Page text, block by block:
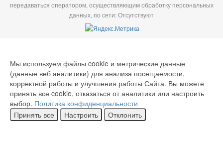
передаваться оператором, осуществляющим обработку персональных
данных, по сети: Отсутствуют
Мы используем файлы cookie и метрические данные
(данные веб аналитики) для анализа посещаемости,
корректной работы и улучшения работы Сайта. Вы можете
принять все cookie, отказаться от аналитики или настроить
выбор. Политика конфиденциальности
Принять все
Настроить Отклонить